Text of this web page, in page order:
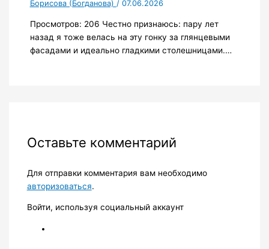
Борисова (Богданова) / 07.06.2026
Просмотров: 206 Честно признаюсь: пару лет
назад я тоже велась на эту гонку за глянцевыми
фасадами и идеально гладкими столешницами.…
Оставьте комментарий
Для отправки комментария вам необходимо
авторизоваться.
Войти, используя социальный аккаунт